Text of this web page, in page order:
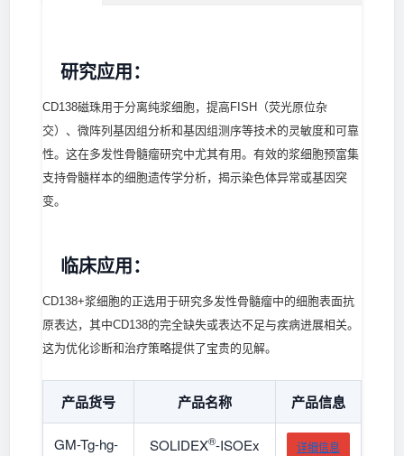
研究应用：
CD138磁珠用于分离纯浆细胞，提高FISH（荧光原位杂
交）、微阵列基因组分析和基因组测序等技术的灵敏度和可靠
性。这在多发性骨髓瘤研究中尤其有用。有效的浆细胞预富集
支持骨髓样本的细胞遗传学分析，揭示染色体异常或基因突
变。
临床应用：
CD138+浆细胞的正选用于研究多发性骨髓瘤中的细胞表面抗
原表达，其中CD138的完全缺失或表达不足与疾病进展相关。
这为优化诊断和治疗策略提供了宝贵的见解。
产品货号 产品名称 产品信息
GM-Tg-hg-
SOLIDEX®-ISOEx
详细信息